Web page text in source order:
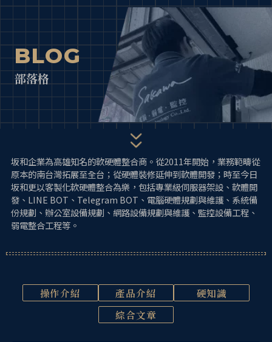
跳
至
主
內
容
BLOG
部落格
坂和企業為高雄知名的軟硬體整合商。從2011年開始，業務範疇從
原本的南台灣拓展至全台；從硬體裝修延伸到軟體開發；時至今日
坂和更以客製化軟硬體整合為樂，包括專業級伺服器架設、軟體開
發、LINE BOT、Telegram BOT、電腦硬體規劃與維護、系統備
份規劃、辦公室設備規劃、網路設備規劃與維護、監控設備工程、
弱電整合工程等。
操作介紹 產品介紹
硬知識
綜合文章